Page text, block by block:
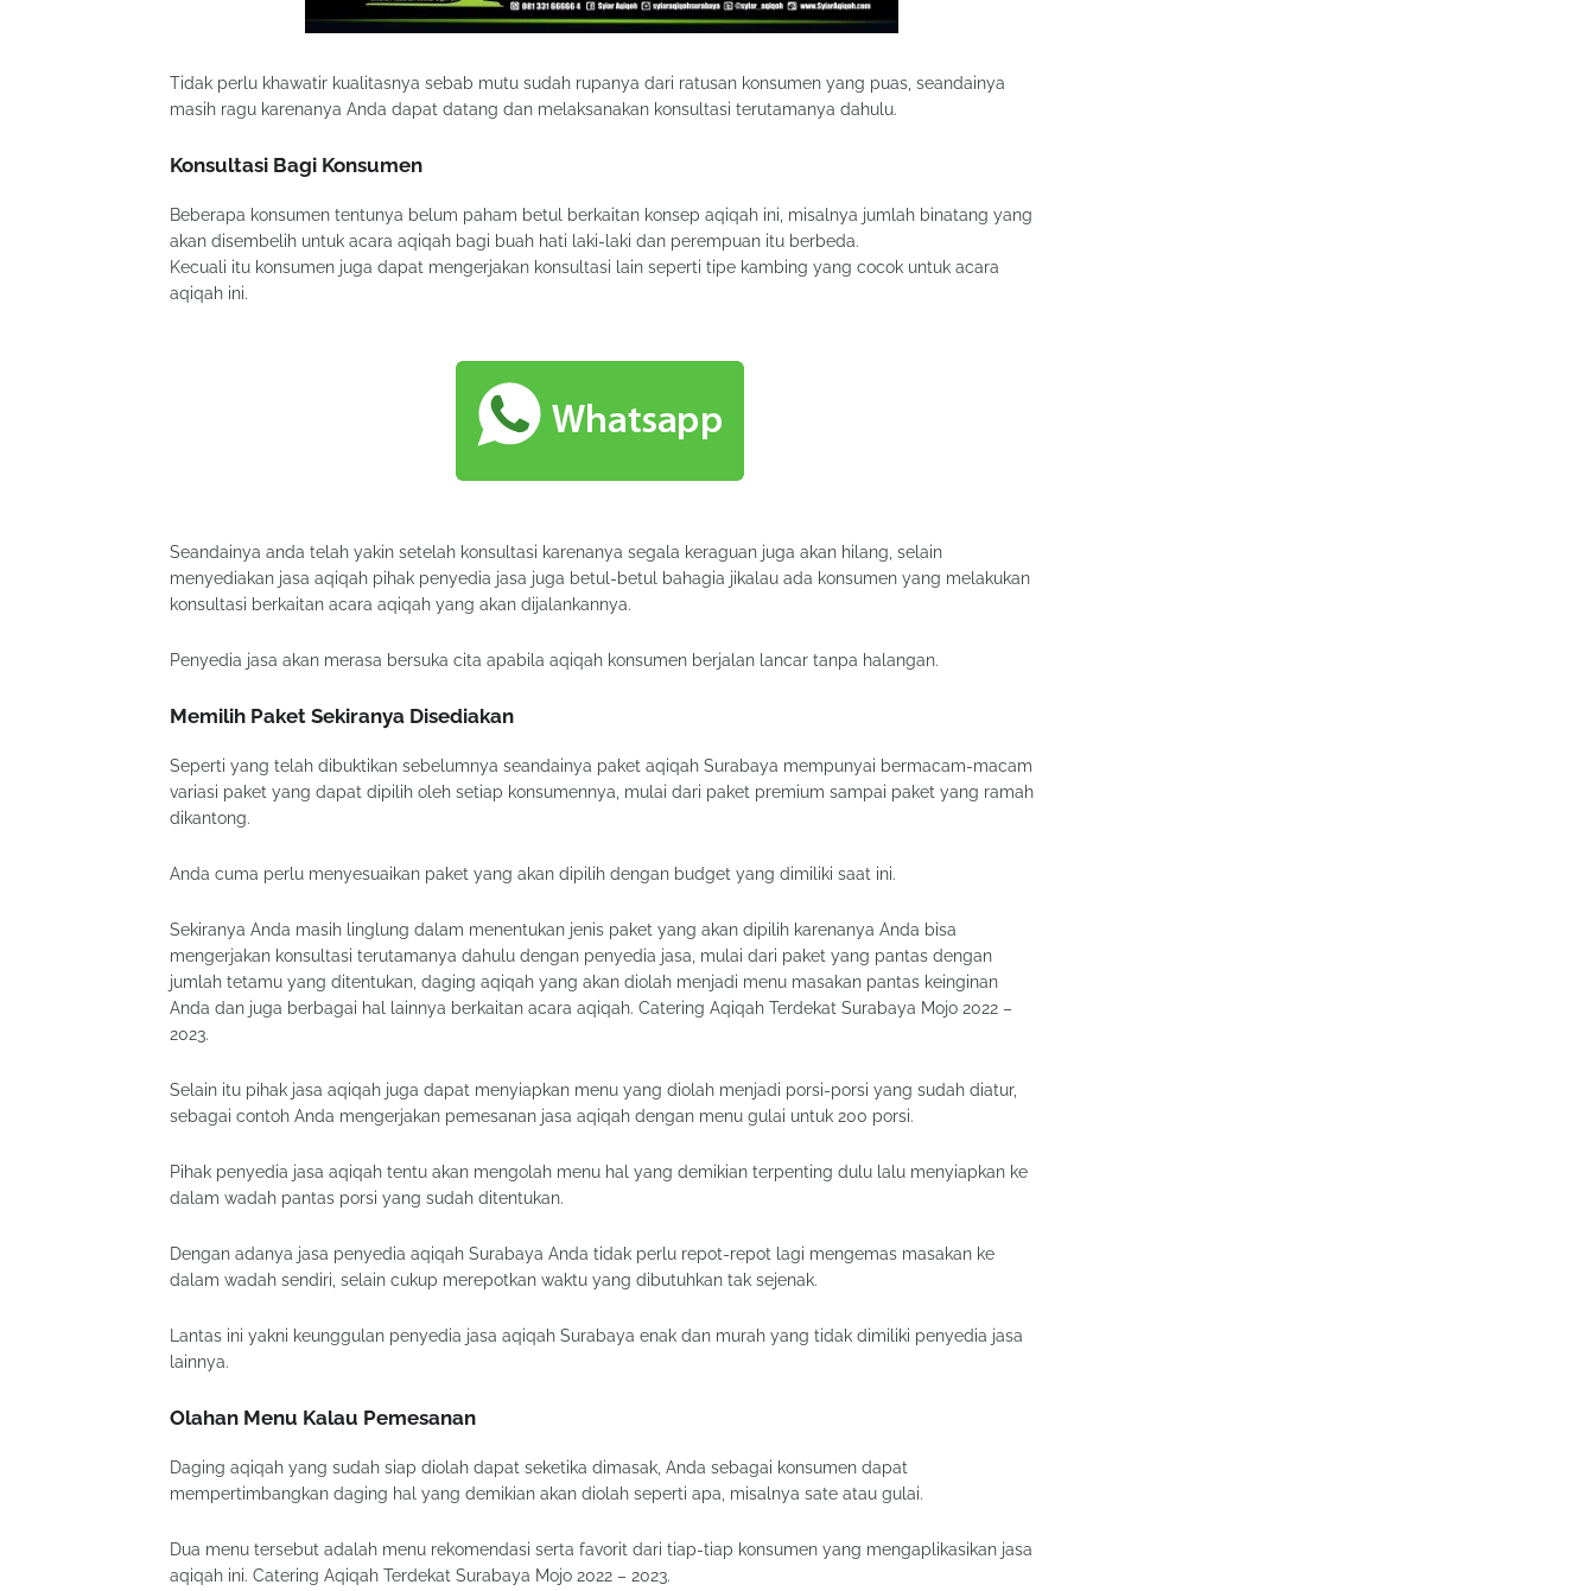
Tidak perlu khawatir kualitasnya sebab mutu sudah rupanya dari ratusan konsumen yang puas, seandainya
masih ragu karenanya Anda dapat datang dan melaksanakan konsultasi terutamanya dahulu.
Konsultasi Bagi Konsumen
Beberapa konsumen tentunya belum paham betul berkaitan konsep aqiqah ini, misalnya jumlah binatang yang
akan disembelih untuk acara aqiqah bagi buah hati laki-laki dan perempuan itu berbeda.
Kecuali itu konsumen juga dapat mengerjakan konsultasi lain seperti tipe kambing yang cocok untuk acara
aqiqah ini.
Seandainya anda telah yakin setelah konsultasi karenanya segala keraguan juga akan hilang, selain
menyediakan jasa aqiqah pihak penyedia jasa juga betul-betul bahagia jikalau ada konsumen yang melakukan
konsultasi berkaitan acara aqiqah yang akan dijalankannya.
Penyedia jasa akan merasa bersuka cita apabila aqiqah konsumen berjalan lancar tanpa halangan.
Memilih Paket Sekiranya Disediakan
Seperti yang telah dibuktikan sebelumnya seandainya paket aqiqah Surabaya mempunyai bermacam-macam
variasi paket yang dapat dipilih oleh setiap konsumennya, mulai dari paket premium sampai paket yang ramah
dikantong.
Anda cuma perlu menyesuaikan paket yang akan dipilih dengan budget yang dimiliki saat ini.
Sekiranya Anda masih linglung dalam menentukan jenis paket yang akan dipilih karenanya Anda bisa
mengerjakan konsultasi terutamanya dahulu dengan penyedia jasa, mulai dari paket yang pantas dengan
jumlah tetamu yang ditentukan, daging aqiqah yang akan diolah menjadi menu masakan pantas keinginan
Anda dan juga berbagai hal lainnya berkaitan acara aqiqah. Catering Aqiqah Terdekat Surabaya Mojo 2022 –
2023.
Selain itu pihak jasa aqiqah juga dapat menyiapkan menu yang diolah menjadi porsi-porsi yang sudah diatur,
sebagai contoh Anda mengerjakan pemesanan jasa aqiqah dengan menu gulai untuk 200 porsi.
Pihak penyedia jasa aqiqah tentu akan mengolah menu hal yang demikian terpenting dulu lalu menyiapkan ke
dalam wadah pantas porsi yang sudah ditentukan.
Dengan adanya jasa penyedia aqiqah Surabaya Anda tidak perlu repot-repot lagi mengemas masakan ke
dalam wadah sendiri, selain cukup merepotkan waktu yang dibutuhkan tak sejenak.
Lantas ini yakni keunggulan penyedia jasa aqiqah Surabaya enak dan murah yang tidak dimiliki penyedia jasa
lainnya.
Olahan Menu Kalau Pemesanan
Daging aqiqah yang sudah siap diolah dapat seketika dimasak, Anda sebagai konsumen dapat
mempertimbangkan daging hal yang demikian akan diolah seperti apa, misalnya sate atau gulai.
Dua menu tersebut adalah menu rekomendasi serta favorit dari tiap-tiap konsumen yang mengaplikasikan jasa
aqiqah ini. Catering Aqiqah Terdekat Surabaya Mojo 2022 – 2023.